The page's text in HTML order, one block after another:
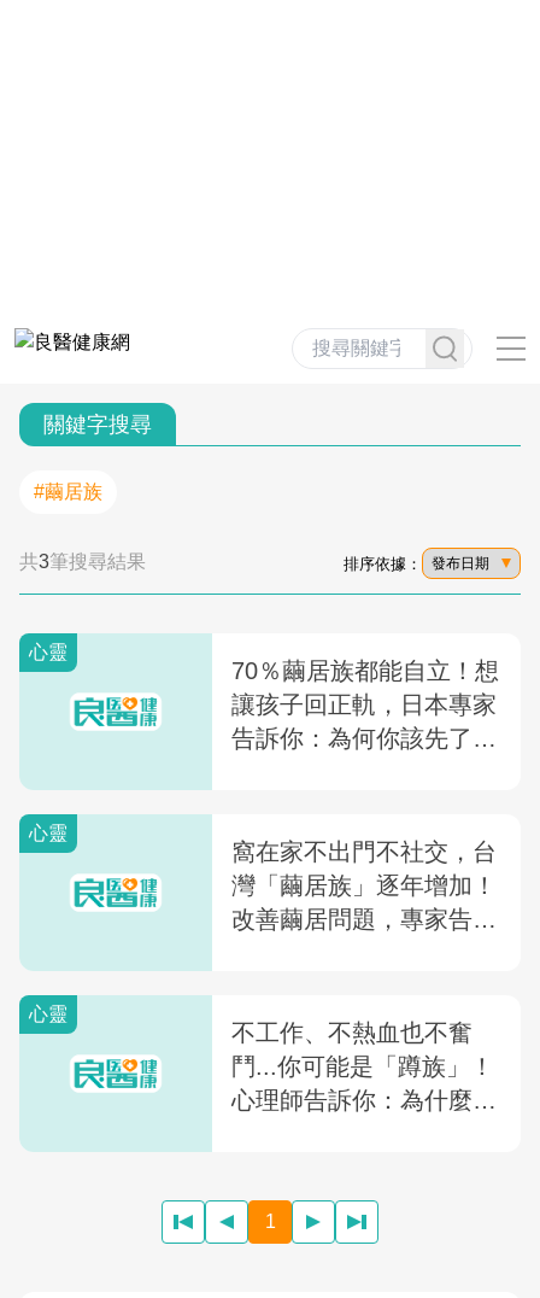
關鍵字搜尋
#繭居族
共3筆搜尋結果 排序依據： 發布日期
心靈
70％繭居族都能自立！想
讓孩子回正軌，日本專家
告訴你：為何你該先了解
心靈
窩在家不出門不社交，台
灣「繭居族」逐年增加！
改善繭居問題，專家告訴
心靈
不工作、不熱血也不奮
鬥...你可能是「蹲族」！
心理師告訴你：為什麼你
1